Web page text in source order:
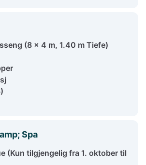
(8 x 4 m, 1.40 m Tiefe)
Spa
(Kun tilgjengelig fra 1. oktober til